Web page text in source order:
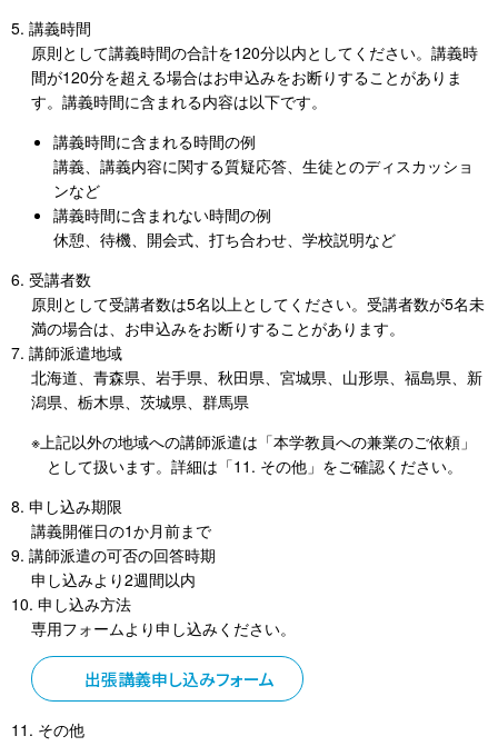
講義時間
原則として講義時間の合計を120分以内としてください。講義時
間が120分を超える場合はお申込みをお断りすることがありま
す。講義時間に含まれる内容は以下です。
講義時間に含まれる時間の例
講義、講義内容に関する質疑応答、生徒とのディスカッショ
ンなど
講義時間に含まれない時間の例
休憩、待機、開会式、打ち合わせ、学校説明など
受講者数
原則として受講者数は5名以上としてください。受講者数が5名未
満の場合は、お申込みをお断りすることがあります。
講師派遣地域
北海道、青森県、岩手県、秋田県、宮城県、山形県、福島県、新
潟県、栃木県、茨城県、群馬県
※上記以外の地域への講師派遣は「本学教員への兼業のご依頼」
として扱います。詳細は「11. その他」をご確認ください。
申し込み期限
講義開催日の1か月前まで
講師派遣の可否の回答時期
申し込みより2週間以内
申し込み方法
専用フォームより申し込みください。
出張講義申し込みフォーム
その他